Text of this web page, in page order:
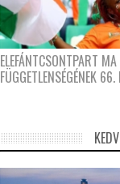
ELEFÁNTCSONTPART
FÜGGETLENSÉGÉNEK